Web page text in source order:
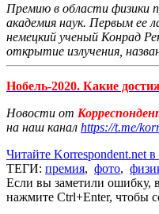
Премию в области физики
академия наук. Первым ее
немецкий ученый Конрад
открытие излучения,
Нобель-2020. Какие
Новости от
на наш канал https://t.me/
Читайте Korrespondent.net
ТЕГИ: премия, фото,
Если вы заметили ошибку,
нажмите Ctrl+Enter, чтобы